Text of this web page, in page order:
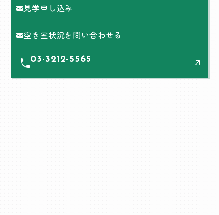
見学申し込み
空き室状況を問い合わせる
03-3212-5565